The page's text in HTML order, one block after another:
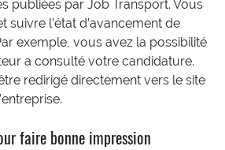
publiées par Job Transport. Vous
suivre l’état d’avancement de
exemple, vous avez la possibilité
a consulté votre candidature.
redirigé directement vers le site
faire bonne impression